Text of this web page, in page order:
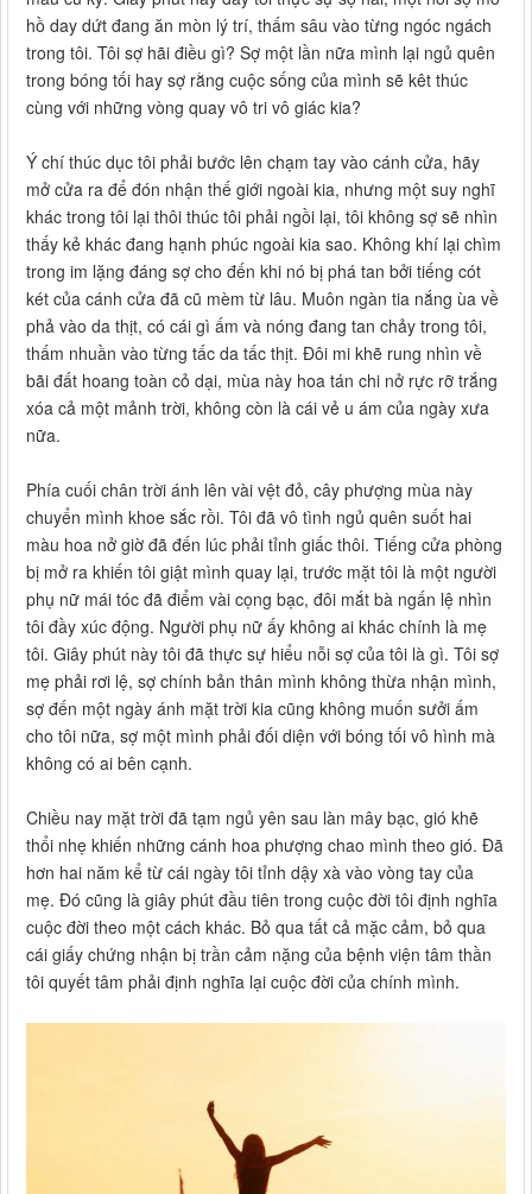
hồ day dứt đang ăn mòn lý trí, thấm sâu vào từng ngóc ngách
trong tôi. Tôi sợ hãi điều gì? Sợ một lần nữa mình lại ngủ quên
trong bóng tối hay sợ rằng cuộc sống của mình sẽ kêt thúc
cùng với những vòng quay vô tri vô giác kia?
Ý chí thúc dục tôi phải bước lên chạm tay vào cánh cửa, hãy
mở cửa ra để đón nhận thế giới ngoài kia, nhưng một suy nghĩ
khác trong tôi lại thôi thúc tôi phải ngồi lại, tôi không sợ sẽ nhìn
thấy kẻ khác đang hạnh phúc ngoài kia sao. Không khí lại chìm
trong im lặng đáng sợ cho đến khi nó bị phá tan bởi tiếng cót
két của cánh cửa đã cũ mèm từ lâu. Muôn ngàn tia nắng ùa về
phả vào da thịt, có cái gì ấm và nóng đang tan chảy trong tôi,
thấm nhuần vào từng tấc da tấc thịt. Đôi mi khẽ rung nhìn về
bãi đất hoang toàn cỏ dại, mùa này hoa tán chi nở rực rỡ trắng
xóa cả một mảnh trời, không còn là cái vẻ u ám của ngày xưa
nữa.
Phía cuối chân trời ánh lên vài vệt đỏ, cây phượng mùa này
chuyển mình khoe sắc rồi. Tôi đã vô tình ngủ quên suốt hai
màu hoa nở giờ đã đến lúc phải tỉnh giấc thôi. Tiếng cửa phòng
bị mở ra khiến tôi giật mình quay lại, trước mặt tôi là một người
phụ nữ mái tóc đã điểm vài cọng bạc, đôi mắt bà ngấn lệ nhìn
tôi đầy xúc động. Người phụ nữ ấy không ai khác chính là mẹ
tôi. Giây phút này tôi đã thực sự hiểu nỗi sợ của tôi là gì. Tôi sợ
mẹ phải rơi lệ, sợ chính bản thân mình không thừa nhận mình,
sợ đến một ngày ánh mặt trời kia cũng không muốn sưởi ấm
cho tôi nữa, sợ một mình phải đối diện với bóng tối vô hình mà
không có ai bên cạnh.
Chiều nay mặt trời đã tạm ngủ yên sau làn mây bạc, gió khẽ
thổi nhẹ khiến những cánh hoa phượng chao mình theo gió. Đã
hơn hai năm kể từ cái ngày tôi tỉnh dậy xà vào vòng tay của
mẹ. Đó cũng là giây phút đầu tiên trong cuộc đời tôi định nghĩa
cuộc đời theo một cách khác. Bỏ qua tất cả mặc cảm, bỏ qua
cái giấy chứng nhận bị trần cảm nặng của bệnh viện tâm thần
tôi quyết tâm phải định nghĩa lại cuộc đời của chính mình.